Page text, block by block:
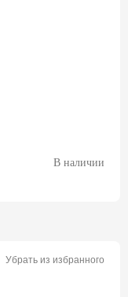
В наличии
Убрать из избранного